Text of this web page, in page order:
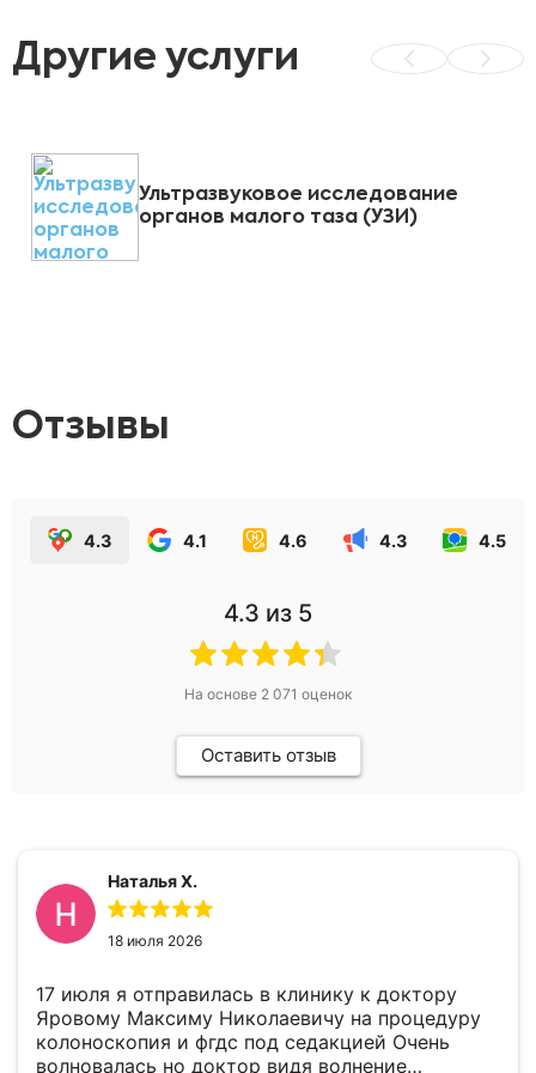
Другие услуги
Ультразвуковое исследование
органов малого таза (УЗИ)
Отзывы
4.3 4.1 4.6 4.3 4.5
4.3 из 5
На основе 2 071 оценок
Оставить отзыв
Наталья Х.
18 июля 2026
17 июля я отправилась в клинику к доктору
Яровому Максиму Николаевичу на процедуру
колоноскопия и фгдс под седакцией Очень
волновалась но доктор видя волнение